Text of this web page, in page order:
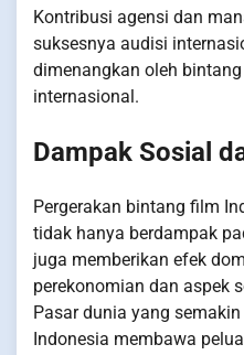
Kontribusi agensi dan
suksesnya audisi
dimenangkan oleh
internasional.
Dampak Sosial
Pergerakan bintang film
tidak hanya berdampak
juga memberikan efek
perekonomian dan aspek
Pasar dunia yang
Indonesia membawa